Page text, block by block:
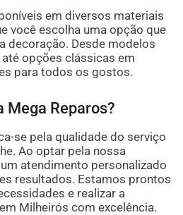
em diversos materiais
você escolha uma opção que
decoração. Desde modelos
opções clássicas em
para todos os gostos.
Mega Reparos?
se pela qualidade do serviço
Ao optar pela nossa
atendimento personalizado
resultados. Estamos prontos
e realizar a
Milheirós com excelência.